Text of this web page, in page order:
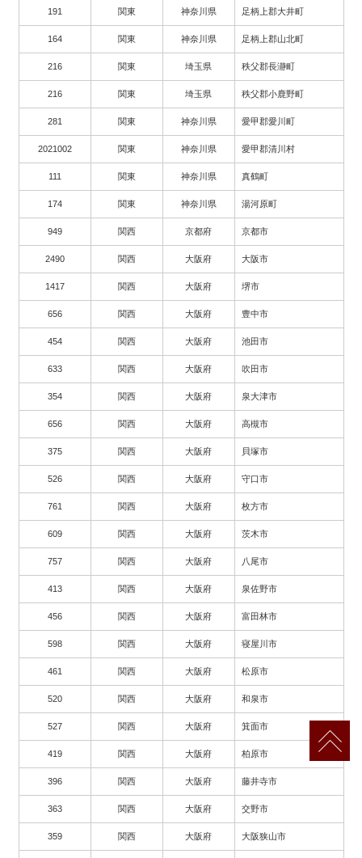
191 関東 神奈川県 足柄上郡大井町
164 関東 神奈川県 足柄上郡山北町
216 関東 埼玉県 秩父郡長瀞町
216 関東 埼玉県 秩父郡小鹿野町
281 関東 神奈川県 愛甲郡愛川町
2021002 関東 神奈川県 愛甲郡清川村
111 関東 神奈川県 真鶴町
174 関東 神奈川県 湯河原町
949 関西 京都府 京都市
2490 関西 大阪府 大阪市
1417 関西 大阪府 堺市
656 関西 大阪府 豊中市
454 関西 大阪府 池田市
633 関西 大阪府 吹田市
354 関西 大阪府 泉大津市
656 関西 大阪府 高槻市
375 関西 大阪府 貝塚市
526 関西 大阪府 守口市
761 関西 大阪府 枚方市
609 関西 大阪府 茨木市
757 関西 大阪府 八尾市
413 関西 大阪府 泉佐野市
456 関西 大阪府 富田林市
598 関西 大阪府 寝屋川市
461 関西 大阪府 松原市
520 関西 大阪府 和泉市
527 関西 大阪府 箕面市
419 関西 大阪府 柏原市
396 関西 大阪府 藤井寺市
363 関西 大阪府 交野市
359 関西 大阪府 大阪狭山市